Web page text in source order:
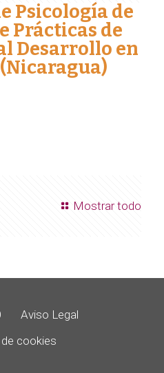
Psicología de
Prácticas de
Desarrollo en
Mostrar todo
Aviso Legal
cookies